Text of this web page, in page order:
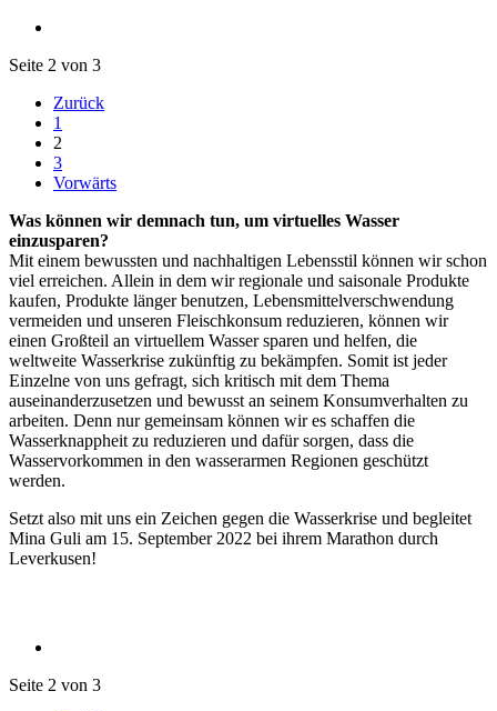
Seite 2 von 3
Zurück
1
2
3
Vorwärts
Was können wir demnach tun, um virtuelles Wasser
einzusparen?
Mit einem bewussten und nachhaltigen Lebensstil können wir schon
viel erreichen. Allein in dem wir regionale und saisonale Produkte
kaufen, Produkte länger benutzen, Lebensmittelverschwendung
vermeiden und unseren Fleischkonsum reduzieren, können wir
einen Großteil an virtuellem Wasser sparen und helfen, die
weltweite Wasserkrise zukünftig zu bekämpfen. Somit ist jeder
Einzelne von uns gefragt, sich kritisch mit dem Thema
auseinanderzusetzen und bewusst an seinem Konsumverhalten zu
arbeiten. Denn nur gemeinsam können wir es schaffen die
Wasserknappheit zu reduzieren und dafür sorgen, dass die
Wasservorkommen in den wasserarmen Regionen geschützt
werden.
Setzt also mit uns ein Zeichen gegen die Wasserkrise und begleitet
Mina Guli am 15. September 2022 bei ihrem Marathon durch
Leverkusen!
Seite 2 von 3